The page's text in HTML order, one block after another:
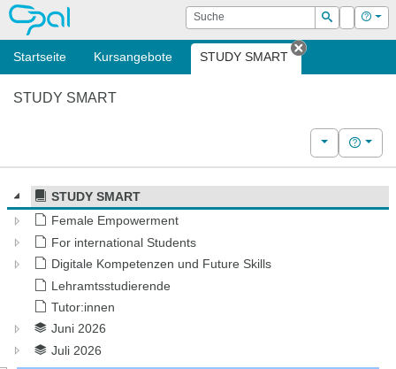
OPAL Suche
Suchen
Login Hilfe
Startseite Kursangebote STUDY SMART
Tab schließen
STUDY SMART
WeitereHilfe
STUDY SMART
Female Empowerment
For international Students
Digitale Kompetenzen und Future Skills
Lehramtsstudierende
Tutor:innen
Juni 2026
Juli 2026